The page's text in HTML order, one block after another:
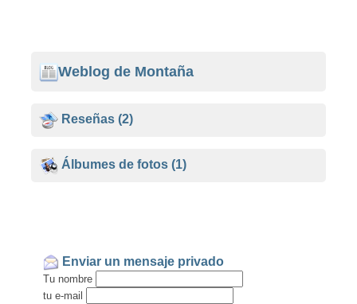
Weblog de Montaña
Reseñas (2)
Álbumes de fotos (1)
Enviar un mensaje privado
Tu nombre
tu e-mail